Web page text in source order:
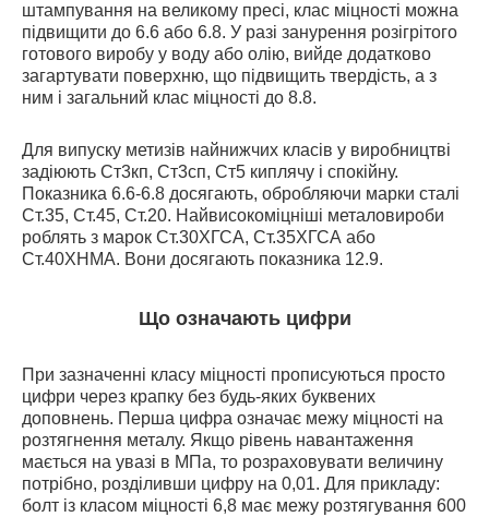
штампування на великому пресі, клас міцності можна
підвищити до 6.6 або 6.8. У разі занурення розігрітого
готового виробу у воду або олію, вийде додатково
загартувати поверхню, що підвищить твердість, а з
ним і загальний клас міцності до 8.8.
Для випуску метизів найнижчих класів у виробництві
задіюють Ст3кп, Ст3сп, Ст5 киплячу і спокійну.
Показника 6.6-6.8 досягають, обробляючи марки сталі
Ст.35, Ст.45, Ст.20. Найвисокоміцніші металовироби
роблять з марок Ст.30ХГСА, Ст.35ХГСА або
Ст.40ХНМА. Вони досягають показника 12.9.
Що означають цифри
При зазначенні класу міцності прописуються просто
цифри через крапку без будь-яких буквених
доповнень. Перша цифра означає межу міцності на
розтягнення металу. Якщо рівень навантаження
мається на увазі в МПа, то розраховувати величину
потрібно, розділивши цифру на 0,01. Для прикладу:
болт із класом міцності 6,8 має межу розтягування 600